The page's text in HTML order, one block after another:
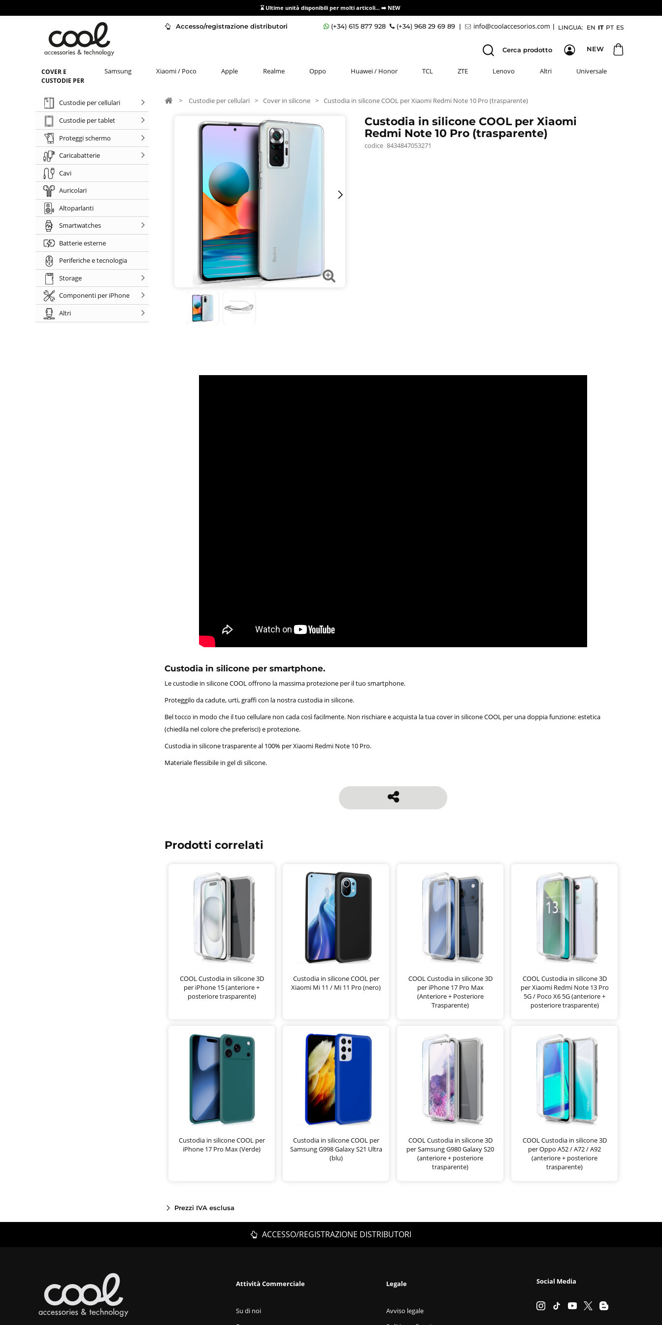
⌛ Ultime unità disponibili per molti articoli... ➡️ NEW
Accesso/registrazione distributori LINGUA: EN IT PT ES
(+34) 615 877 928 (+34) 968 29 69 89 | |
NEW
Cerca prodotto
COVER E
CUSTODIE PER
Samsung Xiaomi / Poco Apple Realme Oppo Huawei / Honor TCL ZTE Lenovo Altri Universale
Custodie per cellulari
Custodie per tablet
Proteggi schermo
Caricabatterie
Cavi
Auricolari
Altoparlanti
Smartwatches
Batterie esterne
Periferiche e tecnologia
Storage
Componenti per iPhone
Altri
> Custodie per cellulari > Cover in silicone > Custodia in silicone COOL per Xiaomi Redmi Note 10 Pro (trasparente)
Custodia in silicone COOL per Xiaomi
Redmi Note 10 Pro (trasparente)
codice 8434847053271
Custodia in silicone per smartphone.
Le custodie in silicone COOL offrono la massima protezione per il tuo smartphone.
Proteggilo da cadute, urti, graffi con la nostra custodia in silicone.
Bel tocco in modo che il tuo cellulare non cada così facilmente. Non rischiare e acquista la tua cover in silicone COOL per una doppia funzione: estetica
(chiedila nel colore che preferisci) e protezione.
Custodia in silicone trasparente al 100% per Xiaomi Redmi Note 10 Pro.
Materiale flessibile in gel di silicone.
Prodotti correlati
COOL Custodia in silicone 3D
per iPhone 15 (anteriore +
posteriore trasparente)
Custodia in silicone COOL per
Xiaomi Mi 11 / Mi 11 Pro (nero)
COOL Custodia in silicone 3D
per iPhone 17 Pro Max
(Anteriore + Posteriore
Trasparente)
COOL Custodia in silicone 3D
per Xiaomi Redmi Note 13 Pro
5G / Poco X6 5G (anteriore +
posteriore trasparente)
Custodia in silicone COOL per
iPhone 17 Pro Max (Verde)
Custodia in silicone COOL per
Samsung G998 Galaxy S21 Ultra
(blu)
COOL Custodia in silicone 3D
per Samsung G980 Galaxy S20
(anteriore + posteriore
trasparente)
COOL Custodia in silicone 3D
per Oppo A52 / A72 / A92
(anteriore + posteriore
trasparente)
Prezzi IVA esclusa
ACCESSO/REGISTRAZIONE DISTRIBUTORI
Attività Commerciale
Su di noi
Legale
Avviso legale
Social Media